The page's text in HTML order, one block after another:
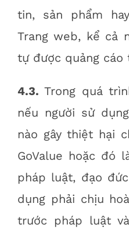
tin, sản phẩm
Trang web, kể cả
tự được quảng cáo
4.3. Trong quá
nếu người sử
nào gây thiệt hại
GoValue hoặc đó
pháp luật, đạo
dụng phải chịu
trước pháp luật